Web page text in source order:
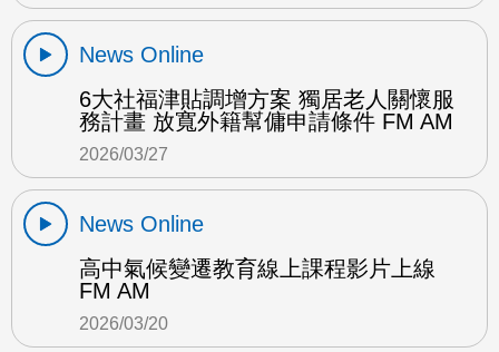
News Online
6大社福津貼調增方案 獨居老人關懷服
務計畫 放寬外籍幫傭申請條件 FM AM
2026/03/27
News Online
高中氣候變遷教育線上課程影片上線
FM AM
2026/03/20